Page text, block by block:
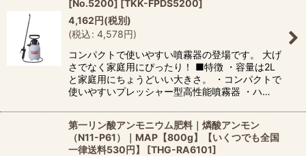
[No.5200] [TKK-FPDS5200]
4,162円(税別)
(税込: 4,578円)
コンパクトで使いやすい噴霧器の登場です。 大げ
さでなく家庭用にぴったり！ ■特徴 ・容量は2L
と家庭用にちょうどいい大きさ。 ・コンパクトで
使いやすいプレッシャー型高性能噴霧器 ・ハ…
第一リン酸アンモニウム肥料｜燐酸アンモン
（N11-P61）｜MAP【800g】【いくつでも全国
一律送料530円】
[THG-RA6101]